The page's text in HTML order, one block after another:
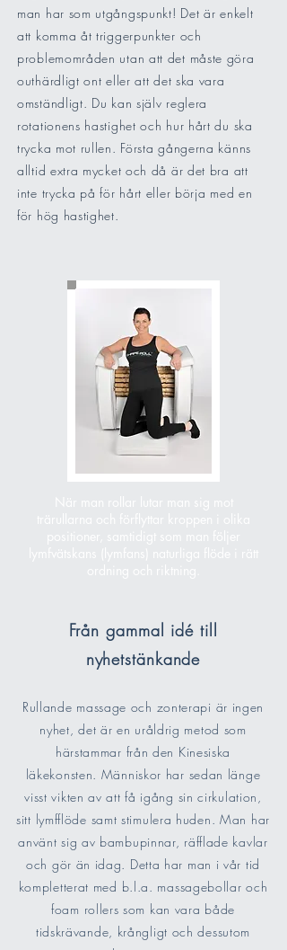
man har som utgångspunkt! Det är enkelt
att komma åt triggerpunkter och
problemområden utan att det måste göra
outhärdligt ont eller att det ska vara
omständligt. Du kan själv reglera
rotationens hastighet och hur hårt du ska
trycka mot rullen. Första gångerna känns
alltid extra mycket och då är det bra att
inte trycka på för hårt eller börja med en
för hög hastighet.
Från gammal idé till
nyhetstänkande
Rullande massage och zonterapi är ingen
nyhet, det är en uråldrig metod som
härstammar från den Kinesiska
läkekonsten. Människor har sedan länge
visst vikten av att få igång sin cirkulation,
sitt lymfflöde samt stimulera huden. Man har
använt sig av bambupinnar, räfflade kavlar
och gör än idag. Detta har man i vår tid
kompletterat med b.l.a. massagebollar och
foam rollers som kan vara både
tidskrävande, krångligt och dessutom